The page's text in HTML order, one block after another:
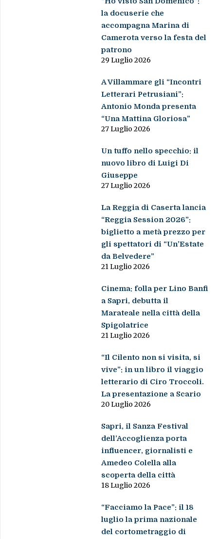
la docuserie che
accompagna Marina di
Camerota verso la festa del
patrono
29 Luglio 2026
A Villammare gli “Incontri
Letterari Petrusiani”:
Antonio Monda presenta
“Una Mattina Gloriosa”
27 Luglio 2026
Un tuffo nello specchio: il
nuovo libro di Luigi Di
Giuseppe
27 Luglio 2026
La Reggia di Caserta lancia
“Reggia Session 2026”:
biglietto a metà prezzo per
gli spettatori di “Un’Estate
da Belvedere”
21 Luglio 2026
Cinema: folla per Lino Banfi
a Sapri, debutta il
Marateale nella città della
Spigolatrice
21 Luglio 2026
“Il Cilento non si visita, si
vive”: in un libro il viaggio
letterario di Ciro Troccoli.
La presentazione a Scario
20 Luglio 2026
Sapri, il Sanza Festival
dell’Accoglienza porta
influencer, giornalisti e
Amedeo Colella alla
scoperta della città
18 Luglio 2026
“Facciamo la Pace”: il 18
luglio la prima nazionale
del cortometraggio di